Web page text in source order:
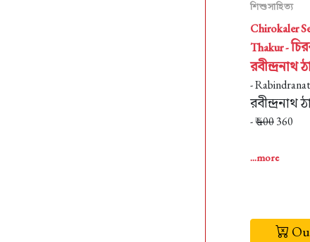
শিশুসাহিত্য
Chirokaler
Thakur -
রবীন্দ্রনাথ
-
রবীন্দ্রনাথ
- ₹400360
...more